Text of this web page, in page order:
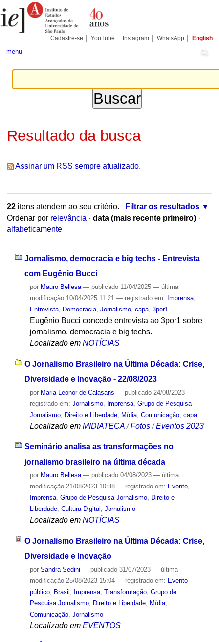
para
conteúdo.
Pessoais
Cadastre-se YouTube Instagram WhatsApp English
menu
Resultado da busca
Assinar um RSS sempre atualizado.
22itens atendem ao seu critério.
Filtrar os resultados
Ordenar por relevância · data (mais recente primeiro) ·
alfabeticamente
Jornalismo, democracia e big techs - Entrevista
com Eugênio Bucci
por Mauro Bellesa — publicado11/04/2025 — última
modificação10/04/2025 11:21 — registrado em: Imprensa,
Entrevista, Democracia, Jornalismo, capa, 3por1
Eugênio Bucci concede entrevista ao 3por1 sobre
jornalismo, democracia e big techs.
Localizado em NOTÍCIAS
O Jornalismo Brasileiro na Última Década: Crise,
Diversidade e Inovação - 22/08/2023
por Maria Leonor de Calasans — publicado24/08/2023 —
registrado em: Jornalismo, Imprensa, Grupo de Pesquisa
Jornalismo, Direito e Liberdade, Mídia, Comunicação, capa
Localizado em MIDIATECA /Fotos /Eventos 2023
Seminário analisa as transformações no
jornalismo brasileiro na última década
por Mauro Bellesa — publicado04/08/2023 — última
modificação21/08/2023 10:38 — registrado em: Evento,
Imprensa, Grupo de Pesquisa Jornalismo, Direito e
Liberdade, Cultura Digital , Jornalismo
Localizado em NOTÍCIAS
O Jornalismo Brasileiro na Última Década: Crise,
Diversidade e Inovação
por Sandra Sedini — publicado31/07/2023 — última
modificação25/08/2023 15:04 — registrado em: Evento
público, Brasil , Imprensa, Transformação, Grupo de
Pesquisa Jornalismo, Direito e Liberdade, Mídia,
Comunicação, Jornalismo
Localizado em EVENTOS